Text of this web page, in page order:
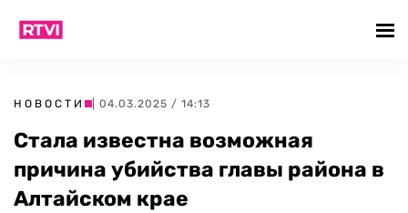
НОВОСТИ | 04.03.2025 / 14:13
Стала известна возможная
причина убийства главы района в
Алтайском крае